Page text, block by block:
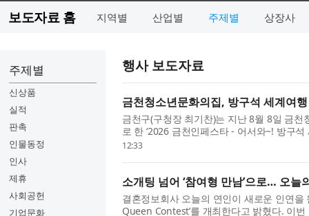
보도자료 홈 지역별 산업별 주제별 상장사
주제별
신상품
실적
판촉
인물동정
인사
제휴
사회공헌
기업문화
행사 보도자료
금천청소년문화의집, 방구석 세계여행
금천구(구청장 최기찬)는 지난 8월 8일 금
로 한 ‘2026 금천인페스타 - 어서와~! 방구
혔다. 이번 행사는 청소년과 지역...
12:33
소개팅 넘어 ‘참여형 만남’으로… 오
결혼정보회사 오늘의 연인이 새로운 인연
Queen Contest’를 개최한다고 밝혔다. 이